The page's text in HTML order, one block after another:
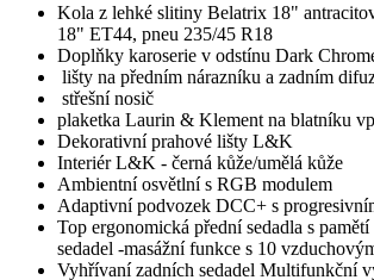
Kola z lehké slitiny Belatrix 18"
18" ET44, pneu 235/45 R18
Doplňky karoserie v odstínu Dark
lišty na předním nárazníku a zadním
střešní nosič
plaketka Laurin & Klement na blatníku
Dekorativní prahové lišty L&K
Interiér L&K - černá kůže/umělá kůže
Ambientní osvětlní s RGB modulem
Adaptivní podvozek DCC+ s
Top ergonomická přední sedadla s
sedadel -masážní funkce s 10
Vyhřívaní zadních sedadel Multifunkční